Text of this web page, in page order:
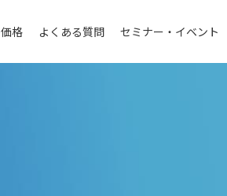
価格 よくある質問 セミナー・イベント